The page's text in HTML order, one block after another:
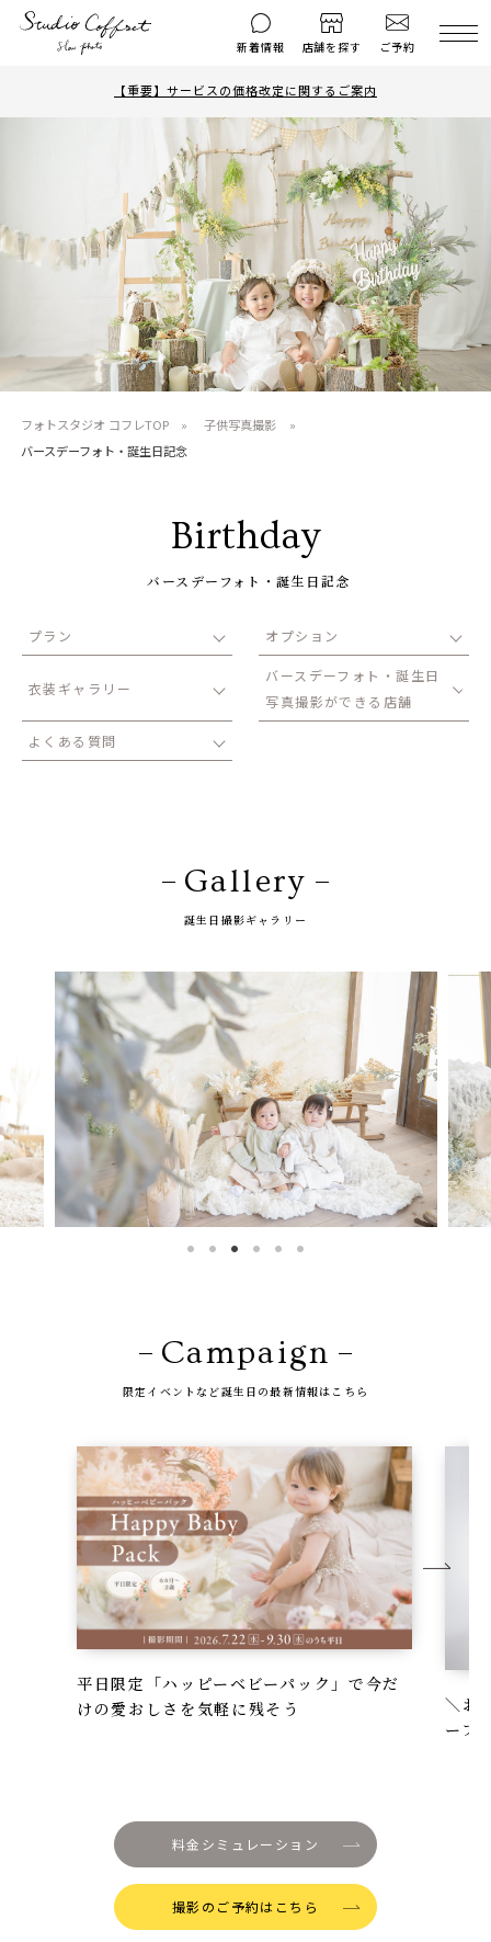
新着情報 店舗を探す ご予約
撮影後のお問い
合わせ
料金シミュレーション
衣装ギャラリー よくある質問
キャンペーン コフレマグ
資料請求
料金プラン
お宮参り
1/2成人式・十歳の祝い
家族写真・記念写真
1歳誕生日
誕生日
100日祝い・お食い初め
子供の写真撮影・スタジオフォト
赤ちゃん撮影・ベビーフォト
店舗を探す
【重要】サービスの価格改定に関するご案内
フォトスタジオ コフレTOP
子供写真撮影
バースデーフォト・誕生日記念
Birthday
バースデーフォト・誕生日記念
プラン オプション
衣装ギャラリー
バースデーフォト・誕生日
写真撮影ができる店舗
よくある質問
Gallery
誕生日撮影ギャラリー
Campaign
限定イベントなど誕生日の最新情報はこちら
平日限定「ハッピーベビーパック」で今だ
けの愛おしさを気軽に残そう
＼お
ーフ
料金シミュレーション
撮影のご予約はこちら